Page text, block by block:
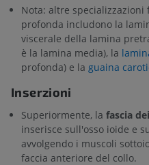
Nota: altre specializzazioni
profonda includono la
viscerale della lamina
è la lamina media), la
profonda) e la guaina
Inserzioni
Superiormente, la fascia
inserisce sull'osso ioide e
avvolgendo i muscoli
faccia anteriore del collo.